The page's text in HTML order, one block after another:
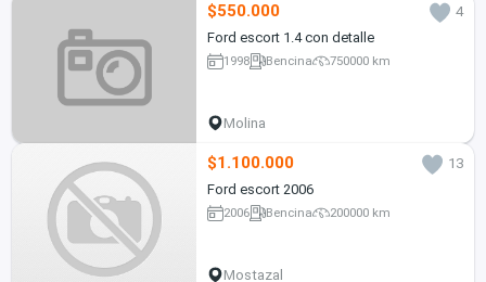
$550.000
4
Ford escort 1.4 con detalle
1998 Bencina 750000 km
Molina
$1.100.000
13
Ford escort 2006
2006 Bencina 200000 km
Mostazal